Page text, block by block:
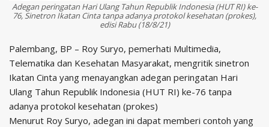
Adegan peringatan Hari Ulang Tahun Republik Indonesia (HUT RI) ke-
76, Sinetron Ikatan Cinta tanpa adanya protokol kesehatan (prokes),
edisi Rabu (18/8/21)
Palembang, BP – Roy Suryo, pemerhati Multimedia,
Telematika dan Kesehatan Masyarakat, mengritik sinetron
Ikatan Cinta yang menayangkan adegan peringatan Hari
Ulang Tahun Republik Indonesia (HUT RI) ke-76 tanpa
adanya protokol kesehatan (prokes)
Menurut Roy Suryo, adegan ini dapat memberi contoh yang